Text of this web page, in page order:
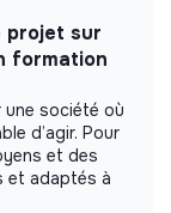
restaurant et
pris en
projet sur
formation
société où
d’agir. Pour
et des
et adaptés à